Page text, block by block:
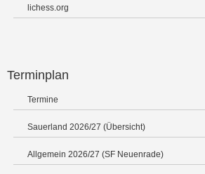
lichess.org
Terminplan
Termine
Sauerland 2026/27 (Übersicht)
Allgemein 2026/27 (SF Neuenrade)